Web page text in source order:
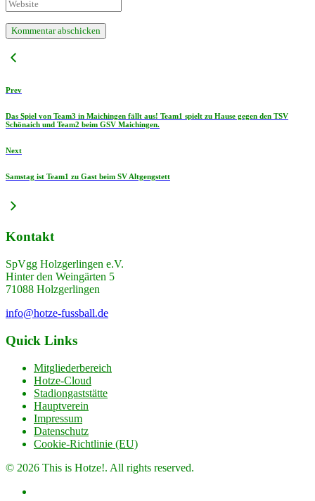
Prev
Das Spiel von Team3 in Maichingen fällt aus! Team1 spielt zu Hause gegen den TSV
Schönaich und Team2 beim GSV Maichingen.
Next
Samstag ist Team1 zu Gast beim SV Altgengstett
Kontakt
SpVgg Holzgerlingen e.V.
Hinter den Weingärten 5
71088 Holzgerlingen
info@hotze-fussball.de
Quick Links
Mitgliederbereich
Hotze-Cloud
Stadiongaststätte
Hauptverein
Impressum
Datenschutz
Cookie-Richtlinie (EU)
© 2026 This is Hotze!. All rights reserved.